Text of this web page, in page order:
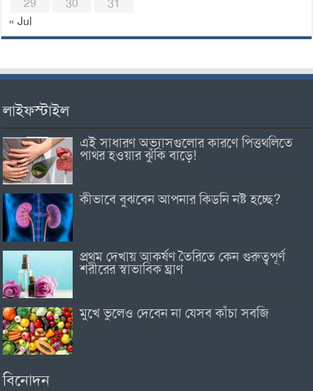
29
30
31
« Jul
লাইফস্টাইল
এই সাধারণ অভ্যাসগুলোর কারণে পিত্তথলিতে
পাথর হওয়ার ঝুঁকি বাড়ে!
কীভাবে বুঝবেন আপনার কিডনি নষ্ট হচ্ছে?
প্রথম দেখায় আকর্ষণ তৈরিতে কেন গুরুত্বপূর্ণ
শরীরের স্বাভাবিক ঘ্রাণ
মুখে ভুলেও দেবেন না যেসব কাঁচা সবজি
বিনোদন